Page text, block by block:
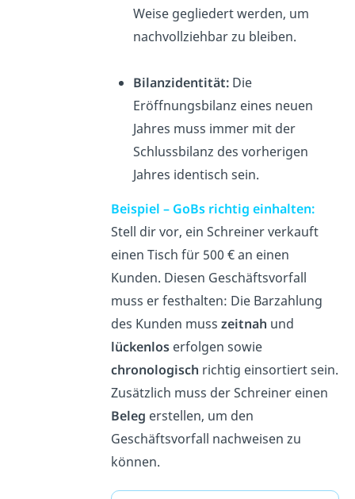
Weise gegliedert werden, um
nachvollziehbar zu bleiben.
Bilanzidentität: Die
Eröffnungsbilanz eines neuen
Jahres muss immer mit der
Schlussbilanz des vorherigen
Jahres identisch sein.
Beispiel – GoBs richtig einhalten:
Stell dir vor, ein Schreiner verkauft
einen Tisch für 500 € an einen
Kunden. Diesen Geschäftsvorfall
muss er festhalten: Die Barzahlung
des Kunden musszeitnah und
lückenlos erfolgen sowie
chronologisch richtig einsortiert sein.
Zusätzlich muss der Schreiner einen
Beleg erstellen, um den
Geschäftsvorfall nachweisen zu
können.